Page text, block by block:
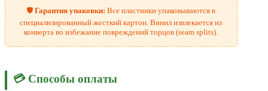
🛡️Гарантия упаковки: Все пластинки упаковываются в
специализированный жесткий картон. Винил извлекается из
конверта во избежание повреждений торцов (seam splits).
💳 Способы оплаты